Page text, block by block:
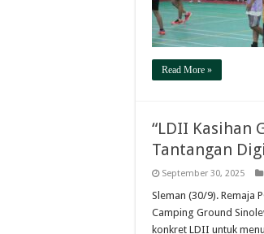
Read More »
“LDII Kasihan
Tantangan
September 30, 2025
Sleman (30/9). Remaja
Camping Ground
konkret LDII untuk